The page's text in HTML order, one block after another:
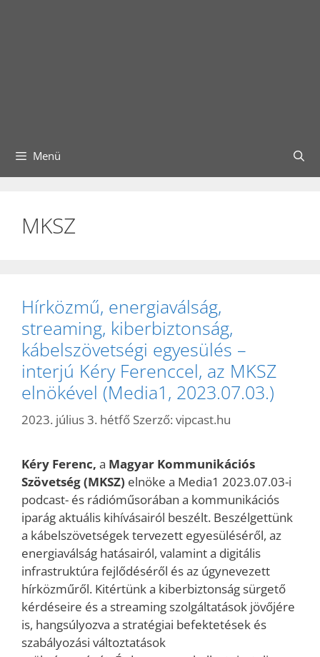
Menü
MKSZ
Hírközmű, energiaválság,
streaming, kiberbiztonság,
kábelszövetségi egyesülés –
interjú Kéry Ferenccel, az MKSZ
elnökével (Media1, 2023.07.03.)
2023. július 3. hétfő Szerző: vipcast.hu
Kéry Ferenc, a Magyar Kommunikációs
Szövetség (MKSZ) elnöke a Media1 2023.07.03-i
podcast- és rádióműsorában a kommunikációs
iparág aktuális kihívásairól beszélt. Beszélgettünk
a kábelszövetségek tervezett egyesüléséről, az
energiaválság hatásairól, valamint a digitális
infrastruktúra fejlődéséről és az úgynevezett
hírközműről. Kitértünk a kiberbiztonság sürgető
kérdéseire és a streaming szolgáltatások jövőjére
is, hangsúlyozva a stratégiai befektetések és
szabályozási változtatások